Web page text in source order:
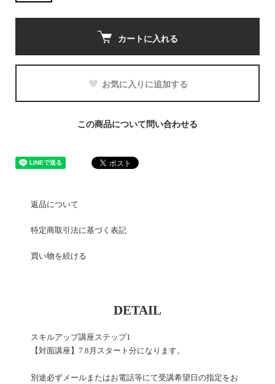
カートに入れる
お気に入りに追加する
この商品について問い合わせる
返品について
特定商取引法に基づく表記
買い物を続ける
DETAIL
スキルアップ講座ステップ1
【対面講座】7.8月スタート分になります。
別途必ずメールまたはお電話等にて受講希望日の指定をお